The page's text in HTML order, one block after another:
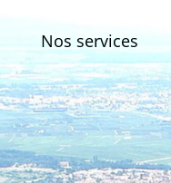
Nos services